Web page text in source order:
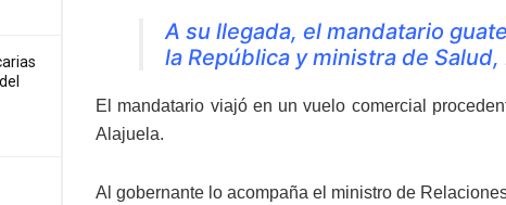
A su llegada, el mandatario
la República y ministra de
El mandatario viajó en un vuelo comercial
Alajuela.
Al gobernante lo acompaña el ministro de